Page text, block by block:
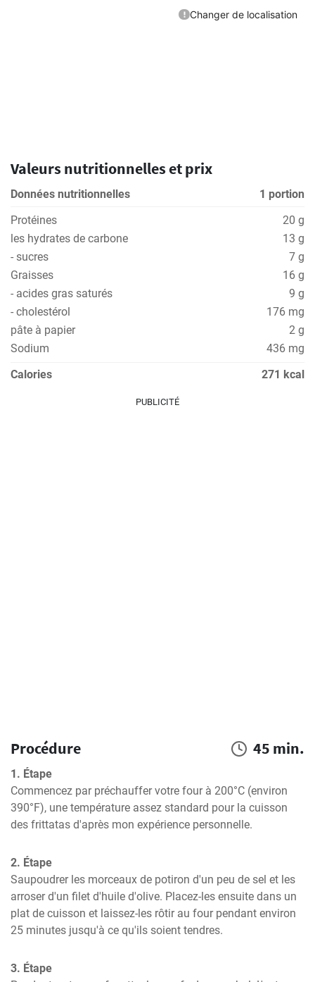
Valeurs nutritionnelles et prix
Données nutritionnelles
1 portion
Protéines
20 g
les hydrates de carbone
13 g
- sucres
7 g
Graisses
16 g
- acides gras saturés
9 g
- cholestérol
176 mg
pâte à papier
2 g
Sodium
436 mg
Calories
271 kcal
PUBLICITÉ
Procédure 45 min.
1. Étape
Commencez par préchauffer votre four à 200°C (environ
390°F), une température assez standard pour la cuisson
des frittatas d'après mon expérience personnelle.
2. Étape
Saupoudrer les morceaux de potiron d'un peu de sel et les
arroser d'un filet d'huile d'olive. Placez-les ensuite dans un
plat de cuisson et laissez-les rôtir au four pendant environ
25 minutes jusqu'à ce qu'ils soient tendres.
3. Étape